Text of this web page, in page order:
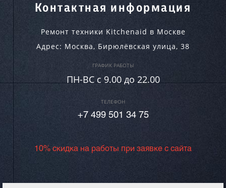
Контактная информация
Ремонт техники Kitchenaid в Москве
Адрес: Москва, Бирюлёвская улица, 38
ГРАФИК РАБОТЫ
ПН-ВC c 9.00 до 22.00
ТЕЛЕФОН
+7 499 501 34 75
10% скидка на работы при заявке с сайта